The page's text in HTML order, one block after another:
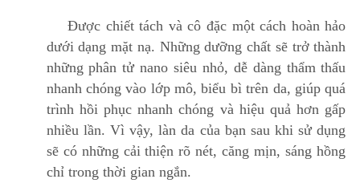
Được chiết tách và cô đặc một cách hoàn hảo
dưới dạng mặt nạ. Những dưỡng chất sẽ trở thành
những phân tử nano siêu nhỏ, dễ dàng thẩm thấu
nhanh chóng vào lớp mô, biểu bì trên da, giúp quá
trình hồi phục nhanh chóng và hiệu quả hơn gấp
nhiều lần. Vì vậy, làn da của bạn sau khi sử dụng
sẽ có những cải thiện rõ nét, căng mịn, sáng hồng
chỉ trong thời gian ngắn.